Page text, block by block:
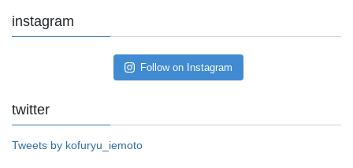
instagram
Follow on Instagram
twitter
Tweets by kofuryu_iemoto